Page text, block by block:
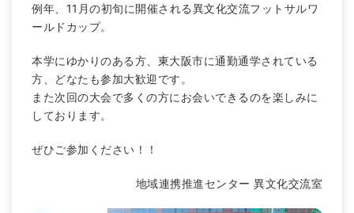
例年、11月の初旬に開催される異文化交流フットサルワ
ールドカップ。
本学にゆかりのある方、東大阪市に通勤通学されている
方、どなたも参加大歓迎です。
また次回の大会で多くの方にお会いできるのを楽しみに
しております。
ぜひご参加ください！！
地域連携推進センター 異文化交流室